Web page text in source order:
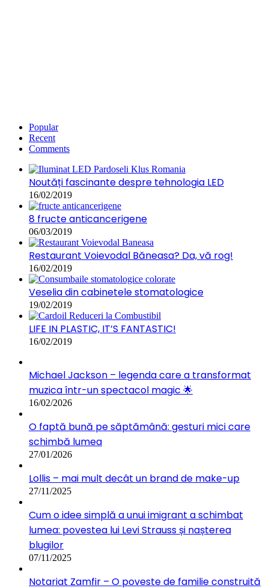
Popular
Recent
Comments
Noutăți fascinante despre tehnologia LED
16/02/2019
8 fructe anticancerigene
06/03/2019
Restaurant Voievodal Băneasa? Da, vă rog!
16/02/2019
Veselia din cabinetele stomatologice
19/02/2019
LIFE IN PLASTIC, IT’S FANTASTIC!
16/02/2019
Michael Jackson – legenda care a transformat
muzica într-un spectacol magic 🌟
16/02/2026
O faptă bună pe săptămână: gesturi mici care
schimbă lumea
27/01/2026
Lollis – mai mult decât un brand de make-up
27/11/2025
Cum o idee simplă a unui imigrant a schimbat
lumea: povestea lui Levi Strauss și nașterea
blugilor
07/11/2025
Notariat Zamfir – O poveste de familie construită